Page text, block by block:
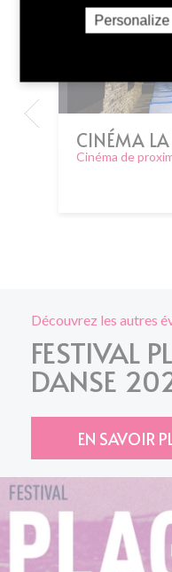
CINÉMA
Cinéma de
Découvrez les autres
FESTIVAL
DANSE
EN SAVOIR
Personalize